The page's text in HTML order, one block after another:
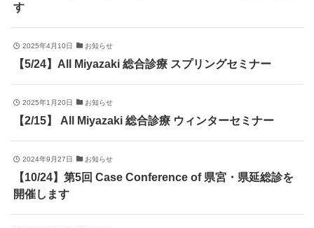
す
2025年4月10日 お知らせ
【5/24】All Miyazaki 総合診療 スプリングセミナー
2025年1月20日 お知らせ
【2/15】 All Miyazaki 総合診療 ウィンターセミナー
2024年9月27日 お知らせ
【10/24】第5回 Case Conference of 県宮・県延総診を
開催します